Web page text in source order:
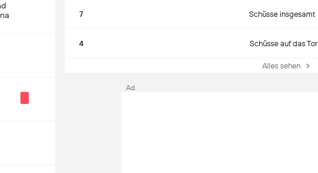
7 Schüsse insgesamt
4 Schüsse auf das Tor
Alles sehen
Ad